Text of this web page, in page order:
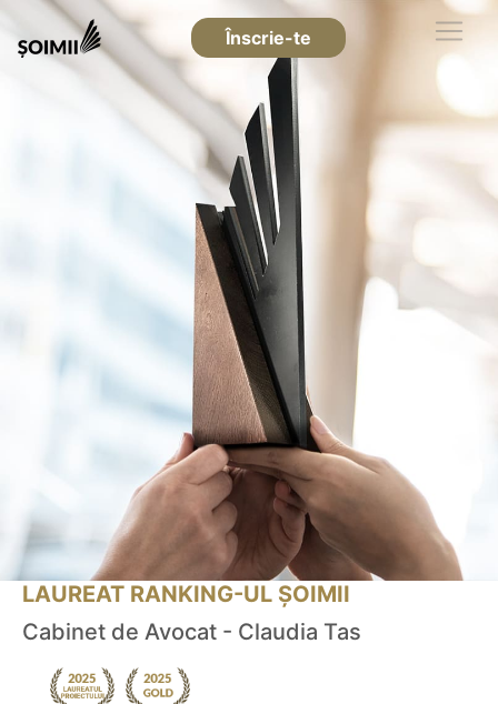
Înscrie-te
LAUREAT RANKING-UL ȘOIMII
Cabinet de Avocat - Claudia Tas